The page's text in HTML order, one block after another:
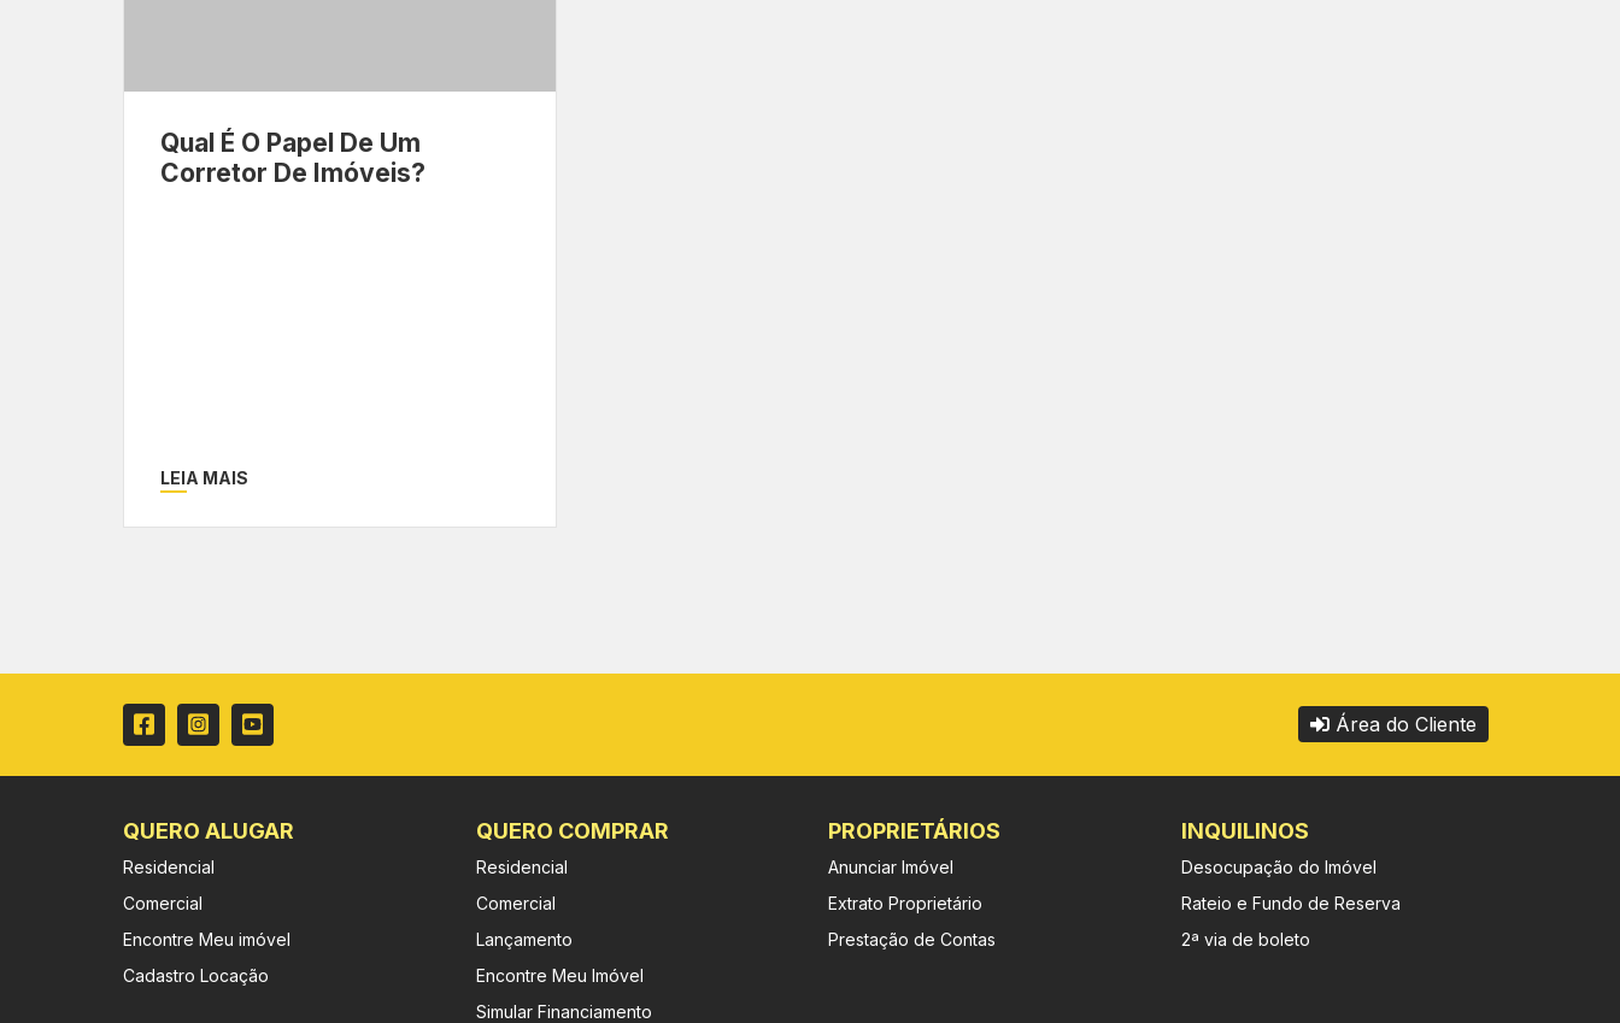
Qual É O Papel De Um
Corretor De Imóveis?
LEIA MAIS
Área do Cliente
QUERO ALUGAR
Residencial
Comercial
Encontre Meu imóvel
Cadastro Locação
QUERO COMPRAR
Residencial
Comercial
Lançamento
Encontre Meu Imóvel
Simular Financiamento
PROPRIETÁRIOS
Anunciar Imóvel
Extrato Proprietário
Prestação de Contas
INQUILINOS
Desocupação do Imóvel
Rateio e Fundo de Reserva
2ª via de boleto